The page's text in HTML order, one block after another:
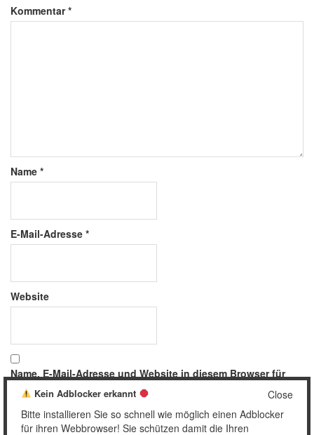
Kommentar*
Name *
E-Mail-Adresse *
Website
Name, E-Mail-Adresse und Website in diesem Browser für
meinen nächsten Kommentar speichern.
Close
Kein Adblocker erkannt
Bitte installieren Sie so schnell wie möglich einen Adblocker
für ihren Webbrowser! Sie schützen damit die Ihren